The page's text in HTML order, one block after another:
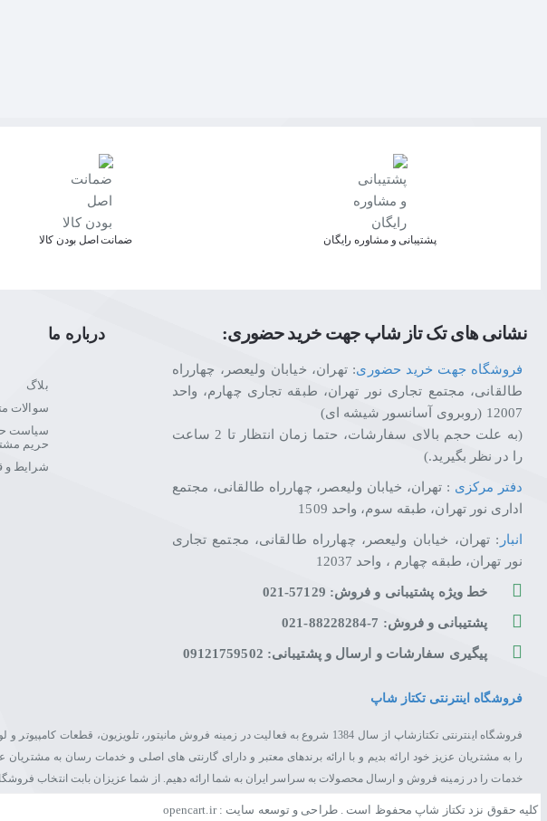
پشتیبانی و مشاوره رایگان ﺿﻤﺎﻧﺖ اﺻﻞ ﺑﻮدن ﮐﺎﻟﺎ
نشانی های تک تاز شاپ جهت خرید حضوری:
فروشگاه جهت خرید حضوری: تهران، خیابان ولیعصر، چهارراه
طالقانی، مجتمع تجاری نور تهران، طبقه تجاری چهارم، واحد
12007 (روبروی آسانسور شیشه ای)
(به علت حجم بالای سفارشات، حتما زمان انتظار تا 2 ساعت
را در نظر بگیرید.)
دفتر مرکزی : تهران، خیابان ولیعصر، چهارراه طالقانی، مجتمع
اداری نور تهران، طبقه سوم، واحد 1509
انبار : تهران، خیابان ولیعصر، چهارراه طالقانی، مجتمع تجاری
نور تهران، طبقه چهارم ، واحد 12037
خط ویژه پشتیبانی و فروش: 57129-021
پشتیبانی و فروش: 7-88228284-021
پیگیری سفارشات و ارسال و پشتیبانی: 09121759502
درباره ما
بلاگ
سوالات
سیاست
حریم
شرایط و
فروشگاه اینترنتی تکتاز شاپ
فروشگاه اینترنتی تکتازشاپ از سال 1384 شروع به فعالیت در زمینه فروش مانیتور،
را به مشتریان عزیز خود ارائه بدیم و با ارائه برندهای معتبر و دارای گارنتی های اصلی و خدمات رسان به
خدمات را در زمینه فروش و ارسال محصولات به سراسر ایران به شما ارائه دهیم. از شما عزیزان بابت انتخاب
کلیه حقوق نزد تکتاز شاپ محفوظ است . طراحی و توسعه سایت : opencart.ir